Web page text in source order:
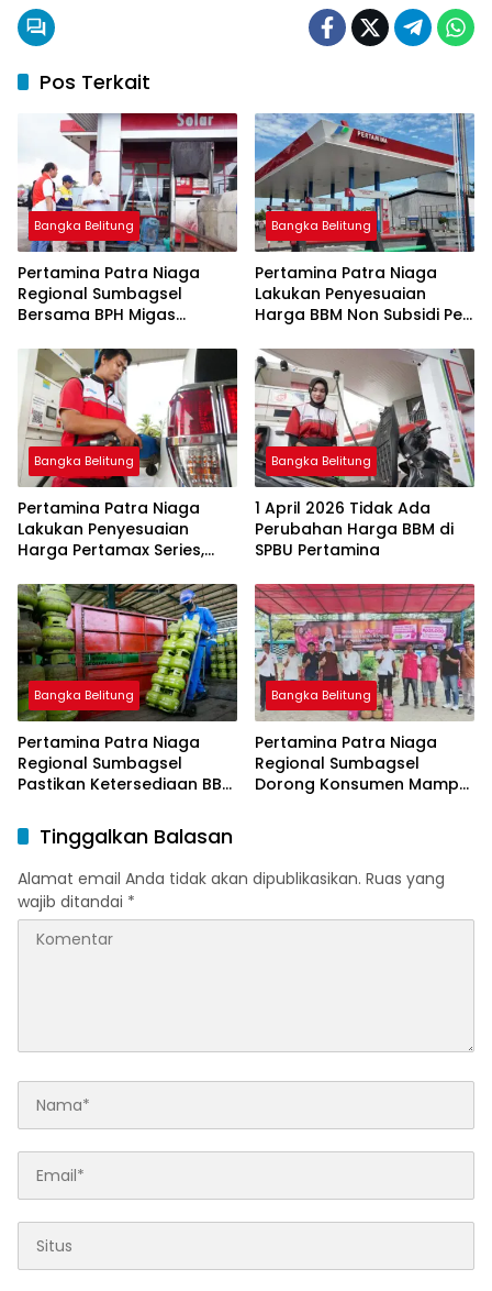
Pos Terkait
Bangka Belitung
Pertamina Patra Niaga
Regional Sumbagsel
Bersama BPH Migas
Penyaluran BBM Subsidi
bagi Nelayan melalui
Aplikasi XSTAR
Bangka Belitung
Pertamina Patra Niaga
Lakukan Penyesuaian
Harga BBM Non Subsidi Per
Bangka Belitung
Pertamina Patra Niaga
Lakukan Penyesuaian
Harga Pertamax Series,
Subsidi Tetap
Bangka Belitung
1 April 2026 Tidak Ada
Perubahan Harga BBM di
SPBU Pertamina
Bangka Belitung
Pertamina Patra Niaga
Regional Sumbagsel
Pastikan Ketersediaan BBM
Ramadan dan Menjelang
Idulfitri
Bangka Belitung
Pertamina Patra Niaga
Regional Sumbagsel
Dorong Konsumen Mampu
Tinggalkan Balasan
Alamat email Anda tidak akan dipublikasikan. Ruas yang
wajib ditandai *